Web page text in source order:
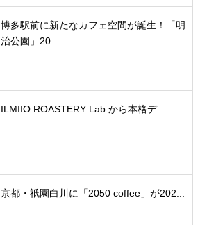
博多駅前に新たなカフェ空間が誕生！「明
治公園」20...
ILMIIO ROASTERY Lab.から本格デ...
京都・祇園白川に「2050 coffee」が202...